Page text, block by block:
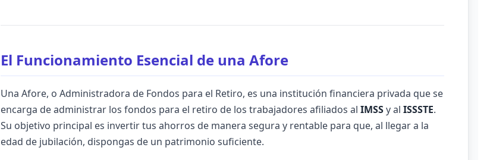
El Funcionamiento Esencial de una Afore
Una Afore, o Administradora de Fondos para el Retiro, es una institución financiera privada que se
encarga de administrar los fondos para el retiro de los trabajadores afiliados al IMSSy al ISSSTE.
Su objetivo principal es invertir tus ahorros de manera segura y rentable para que, al llegar a la
edad de jubilación, dispongas de un patrimonio suficiente.